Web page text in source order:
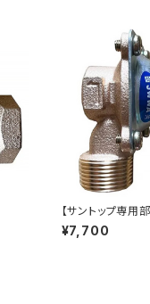
【サントップ専用
¥7,700